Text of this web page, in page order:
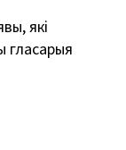
які
гласарыя